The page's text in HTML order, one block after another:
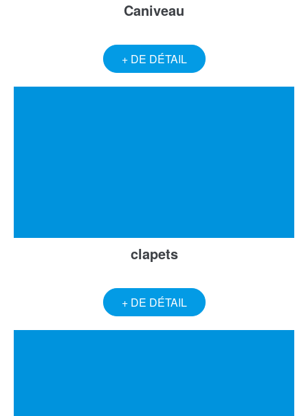
Caniveau
+ DE DÉTAIL
clapets
+ DE DÉTAIL